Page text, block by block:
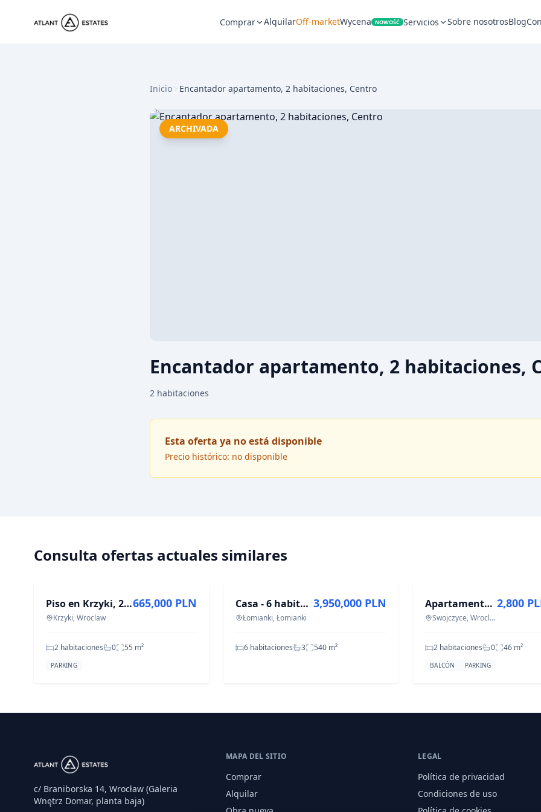
Comprar AlquilarOff-marketWycena NOWOŚĆ Servicios Sobre nosotrosBlog
Inicio Encantador apartamento, 2 habitaciones, Centro
ARCHIVADA
Encantador apartamento, 2 habitaciones,
2 habitaciones
Esta oferta ya no está disponible
Precio histórico: no disponible
Consulta ofertas actuales similares
Piso en Krzyki, 2 habitaciones, 55 m², ul. Śliczna
Krzyki, Wroclaw
665,000 PLN
2 habitaciones 0 55 m²
PARKING
Casa - 6 habitaciones - 540 m² - c. Partyzantów Łomianki
Łomianki, Łomianki
3,950,000 PLN
6 habitaciones 3 540 m²
Apartamento 2 habitaciones, cocina independiente, 46m² | Olimpia Port
Swojczyce, Wroclaw
2,800
2 habitaciones 0 46 m²
BALCÓN PARKING
c/ Braniborska 14, Wrocław (Galeria
Wnętrz Domar, planta baja)
MAPA DEL SITIO
Comprar
Alquilar
LEGAL
Política de privacidad
Condiciones de uso